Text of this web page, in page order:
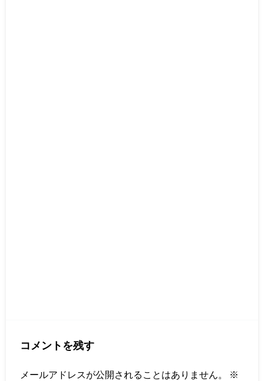
コメントを残す
メールアドレスが公開されることはありません。
※